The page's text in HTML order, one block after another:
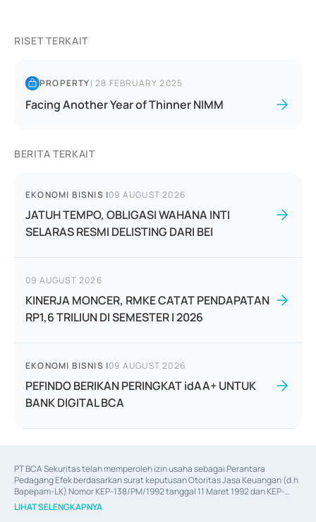
RISET TERKAIT
PROPERTY|28 FEBRUARY 2025
Facing Another Year of Thinner NIMM
BERITA TERKAIT
EKONOMI BISNIS |09 AUGUST 2026
JATUH TEMPO, OBLIGASI WAHANA INTI
SELARAS RESMI DELISTING DARI BEI
09 AUGUST 2026
KINERJA MONCER, RMKE CATAT PENDAPATAN
RP1,6 TRILIUN DI SEMESTER I 2026
EKONOMI BISNIS |09 AUGUST 2026
PEFINDO BERIKAN PERINGKAT idAA+ UNTUK
BANK DIGITAL BCA
PT BCA Sekuritas telah memperoleh izin usaha sebagai Perantara
Pedagang Efek berdasarkan surat keputusan Otoritas Jasa Keuangan (d.h
Bapepam-LK) Nomor KEP-138/PM/1992 tanggal 11 Maret 1992 dan KEP-
06/D.04/2014 tanggal 28 Februari 2014, izin usaha sebagai Penjamin Emisi
Efek berdasarkan surat keputusan Otoritas Jasa Keuangan Nomor KEP-
LIHAT SELENGKAPNYA